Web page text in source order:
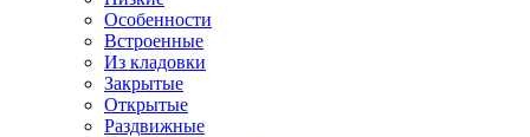
Особенности
Встроенные
Из кладовки
Закрытые
Открытые
Раздвижные